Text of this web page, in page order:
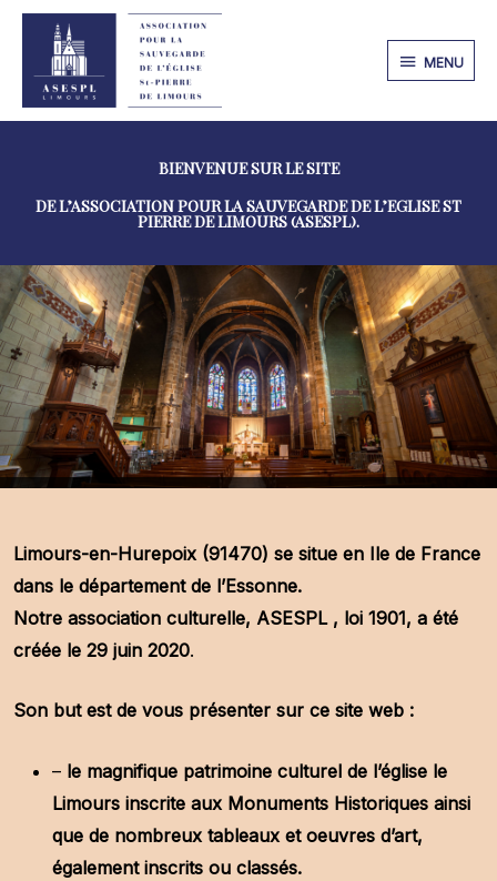
MENU
MENU
BIENVENUE SUR LE SITE
DE L’ASSOCIATION POUR LA SAUVEGARDE DE L’EGLISE ST
PIERRE DE LIMOURS (ASESPL).
Limours-en-Hurepoix (91470) se situe en Ile de France
dans le département de l’Essonne.
Notre association culturelle, ASESPL , loi 1901, a été
créée le 29 juin 2020.
Son but est de vous présenter sur ce site web :
– le magnifique patrimoine culturel de l’église le
Limours inscrite aux Monuments Historiques ainsi
que de nombreux tableaux et oeuvres d’art,
également inscrits ou classés.